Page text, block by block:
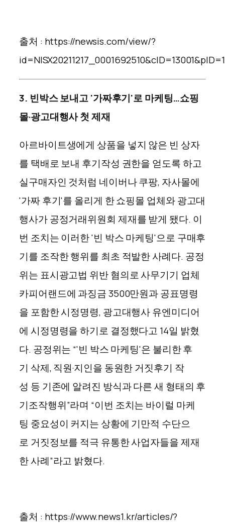
출처 : https://newsis.com/view/?
3. 빈박스 보내고 '가짜후기'로 마케팅…쇼핑
몰·광고대행사 첫 제재
아르바이트생에게 상품을 넣지 않은 빈 상자
를 택배로 보내 후기작성 권한을 얻도록 하고
실구매자인 것처럼 네이버나 쿠팡, 자사몰에
'가짜 후기'를 올리게 한 쇼핑몰 업체와 광고대
행사가 공정거래위원회 제재를 받게 됐다. 이
번 조치는 이러한 '빈 박스 마케팅'으로 구매후
기를 조작한 행위를 최초 적발한 사례다. 공정
위는 표시광고법 위반 혐의로 사무기기 업체
카피어랜드에 과징금 3500만원과 공표명령
을 포함한 시정명령, 광고대행사 유엔미디어
에 시정명령을 하기로 결정했다고 14일 밝혔
다. 공정위는 “'빈 박스 마케팅'은 불리한 후
기 삭제, 직원·지인을 동원한 거짓후기 작
성 등 기존에 알려진 방식과 다른 새 형태의 후
기조작행위”라며 “이번 조치는 바이럴 마케
팅 중요성이 커지는 상황에 기만적 수단으
로 거짓정보를 적극 유통한 사업자들을 제재
한 사례”라고 밝혔다.
출처 : https://www.news1.kr/articles/?